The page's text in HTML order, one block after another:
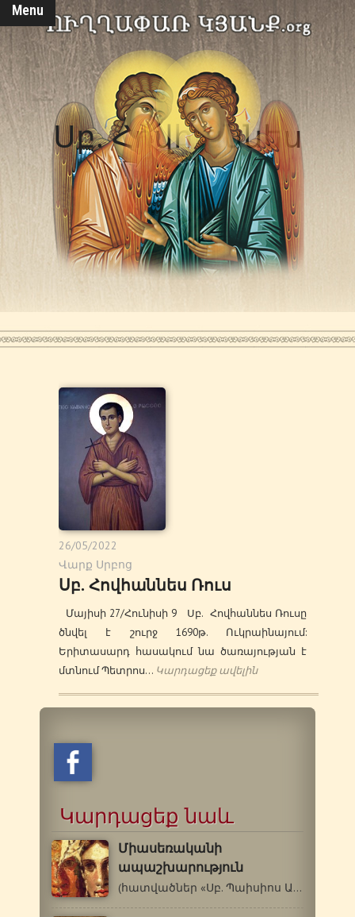
Menu
Սբ. Հովհաննես
Ռուս
26/05/2022
Վարք Սրբոց
Սբ. Հովհաննես Ռուս
Մայիսի 27/Հունիսի 9 Սբ. Հովհաննես Ռուսը
ծնվել է շուրջ 1690թ. Ուկրաինայում:
Երիտասարդ հասակում նա ծառայության է
մտնում Պետրոս… Կարդացեք ավելին
Կարդացեք նաև
Միասեռականի
ապաշխարություն
(հատվածներ «Սբ. Պաիսիոս Աթոսացու…